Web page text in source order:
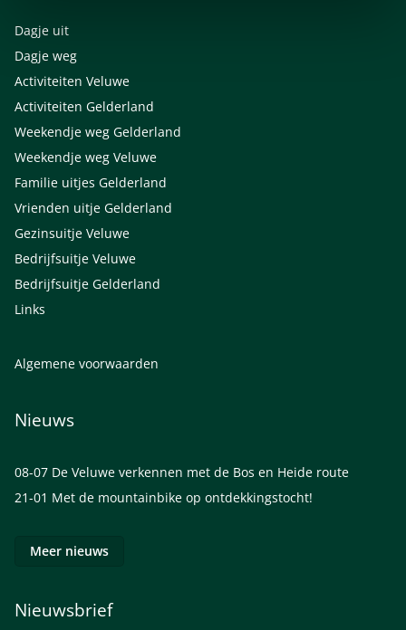
Dagje uit
Dagje weg
Activiteiten Veluwe
Activiteiten Gelderland
Weekendje weg Gelderland
Weekendje weg Veluwe
Familie uitjes Gelderland
Vrienden uitje Gelderland
Gezinsuitje Veluwe
Bedrijfsuitje Veluwe
Bedrijfsuitje Gelderland
Links
Algemene voorwaarden
Nieuws
08-07 De Veluwe verkennen met de Bos en Heide route
21-01 Met de mountainbike op ontdekkingstocht!
Meer nieuws
Nieuwsbrief